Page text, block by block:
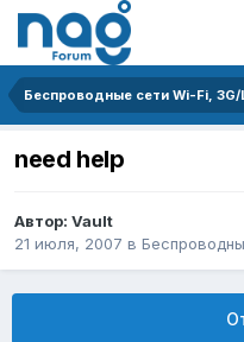
Беспроводные сети Wi-Fi, 3G/
need help
Автор: Vault
21 июля, 2007 в